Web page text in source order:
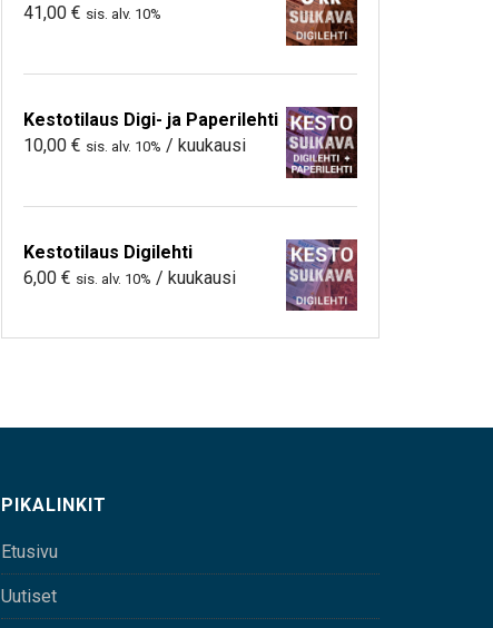
41,00 € sis. alv. 10%
Kestotilaus Digi- ja Paperilehti
10,00 € sis. alv. 10% / kuukausi
Kestotilaus Digilehti
6,00 € sis. alv. 10% / kuukausi
PIKALINKIT
Etusivu
Uutiset